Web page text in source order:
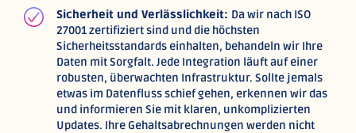
Sicherheit und Verlässlichkeit: Da wir nach ISO
27001 zertifiziert sind und die höchsten
Sicherheitsstandards einhalten, behandeln wir Ihre
Daten mit Sorgfalt. Jede Integration läuft auf einer
robusten, überwachten Infrastruktur. Sollte jemals
etwas im Datenfluss schief gehen, erkennen wir das
und informieren Sie mit klaren, unkomplizierten
Updates. Ihre Gehaltsabrechnungen werden nicht